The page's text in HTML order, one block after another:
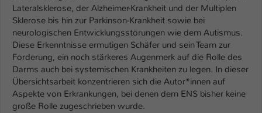
Lateralsklerose, der Alzheimer-Krankheit und der Multiplen
Sklerose bis hin zur Parkinson-Krankheit sowie bei
neurologischen Entwicklungsstörungen wie dem Autismus.
Diese Erkenntnisse ermutigen Schäfer und sein Team zur
Forderung, ein noch stärkeres Augenmerk auf die Rolle des
Darms auch bei systemischen Krankheiten zu legen. In dieser
Übersichtsarbeit konzentrieren sich die Autor*innen auf
Aspekte von Erkrankungen, bei denen dem ENS bisher keine
große Rolle zugeschrieben wurde.
Zweck
Dieser Cookie teilt der Webseite mit, ob
ein Besucher im Typo3-Backend
angemeldet ist und Rechte besitzt diese
zu verwalten.